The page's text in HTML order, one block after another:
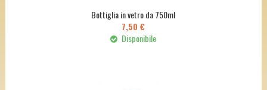
Bottiglia in vetro da 750ml
7,50 €
Disponibile